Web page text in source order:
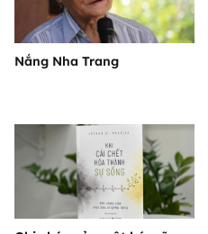
Nắng Nha Trang